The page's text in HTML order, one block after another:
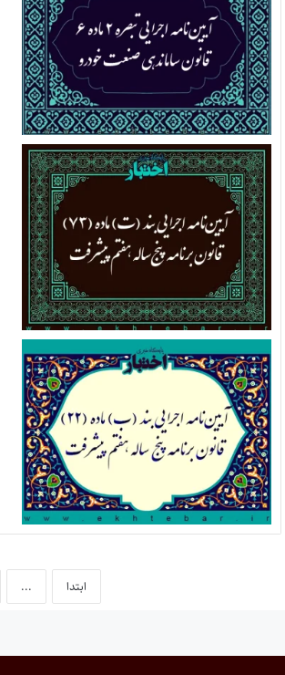
ابتدا ...